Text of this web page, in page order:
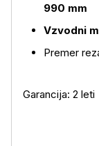
990 mm
Vzvodni
Premer
Garancija: 2 leti